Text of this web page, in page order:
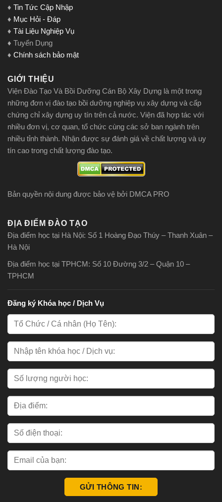
♦ Tin Tức Cập Nhập
♦ Mục Hỏi - Đáp
♦ Tài Liệu Nghiệp Vụ
♦ Tuyển Dụng
♦ Chính sách bảo mật
GIỚI THIỆU
Viện Đào Tạo Và Bồi Dưỡng Cán Bộ Xây Dựng là một trong
những đơn vị đào tạo bồi dưỡng nghiệp vụ xây dựng và cấp
chứng chỉ xây dựng uy tín trên cả nước. Viện đã hợp tác với
nhiều đơn vị, cơ quan, tổ chức cùng các sở ban ngành trên
nhiều tỉnh thành. Nhận được sự đánh giá về chất lượng và uy
tín cao trong chất lượng đào tạo.
Bản quyền nội dung được bảo vệ bởi DMCA PRO
ĐỊA ĐIỂM ĐÀO TẠO
Địa điểm học tại Hà Nội: Số 1 Hoàng Đạo Thúy – Thanh Xuân –
Hà Nội
Địa điểm học tại TPHCM: Số 10 Đường 3/2 – Quận 10 –
TPHCM
Đăng ký Khóa học / Dịch Vụ